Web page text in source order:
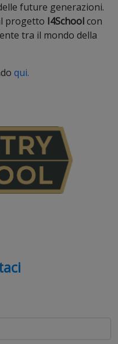
future generazioni.
progetto I4Schoolcon
tra il mondo della
qui.